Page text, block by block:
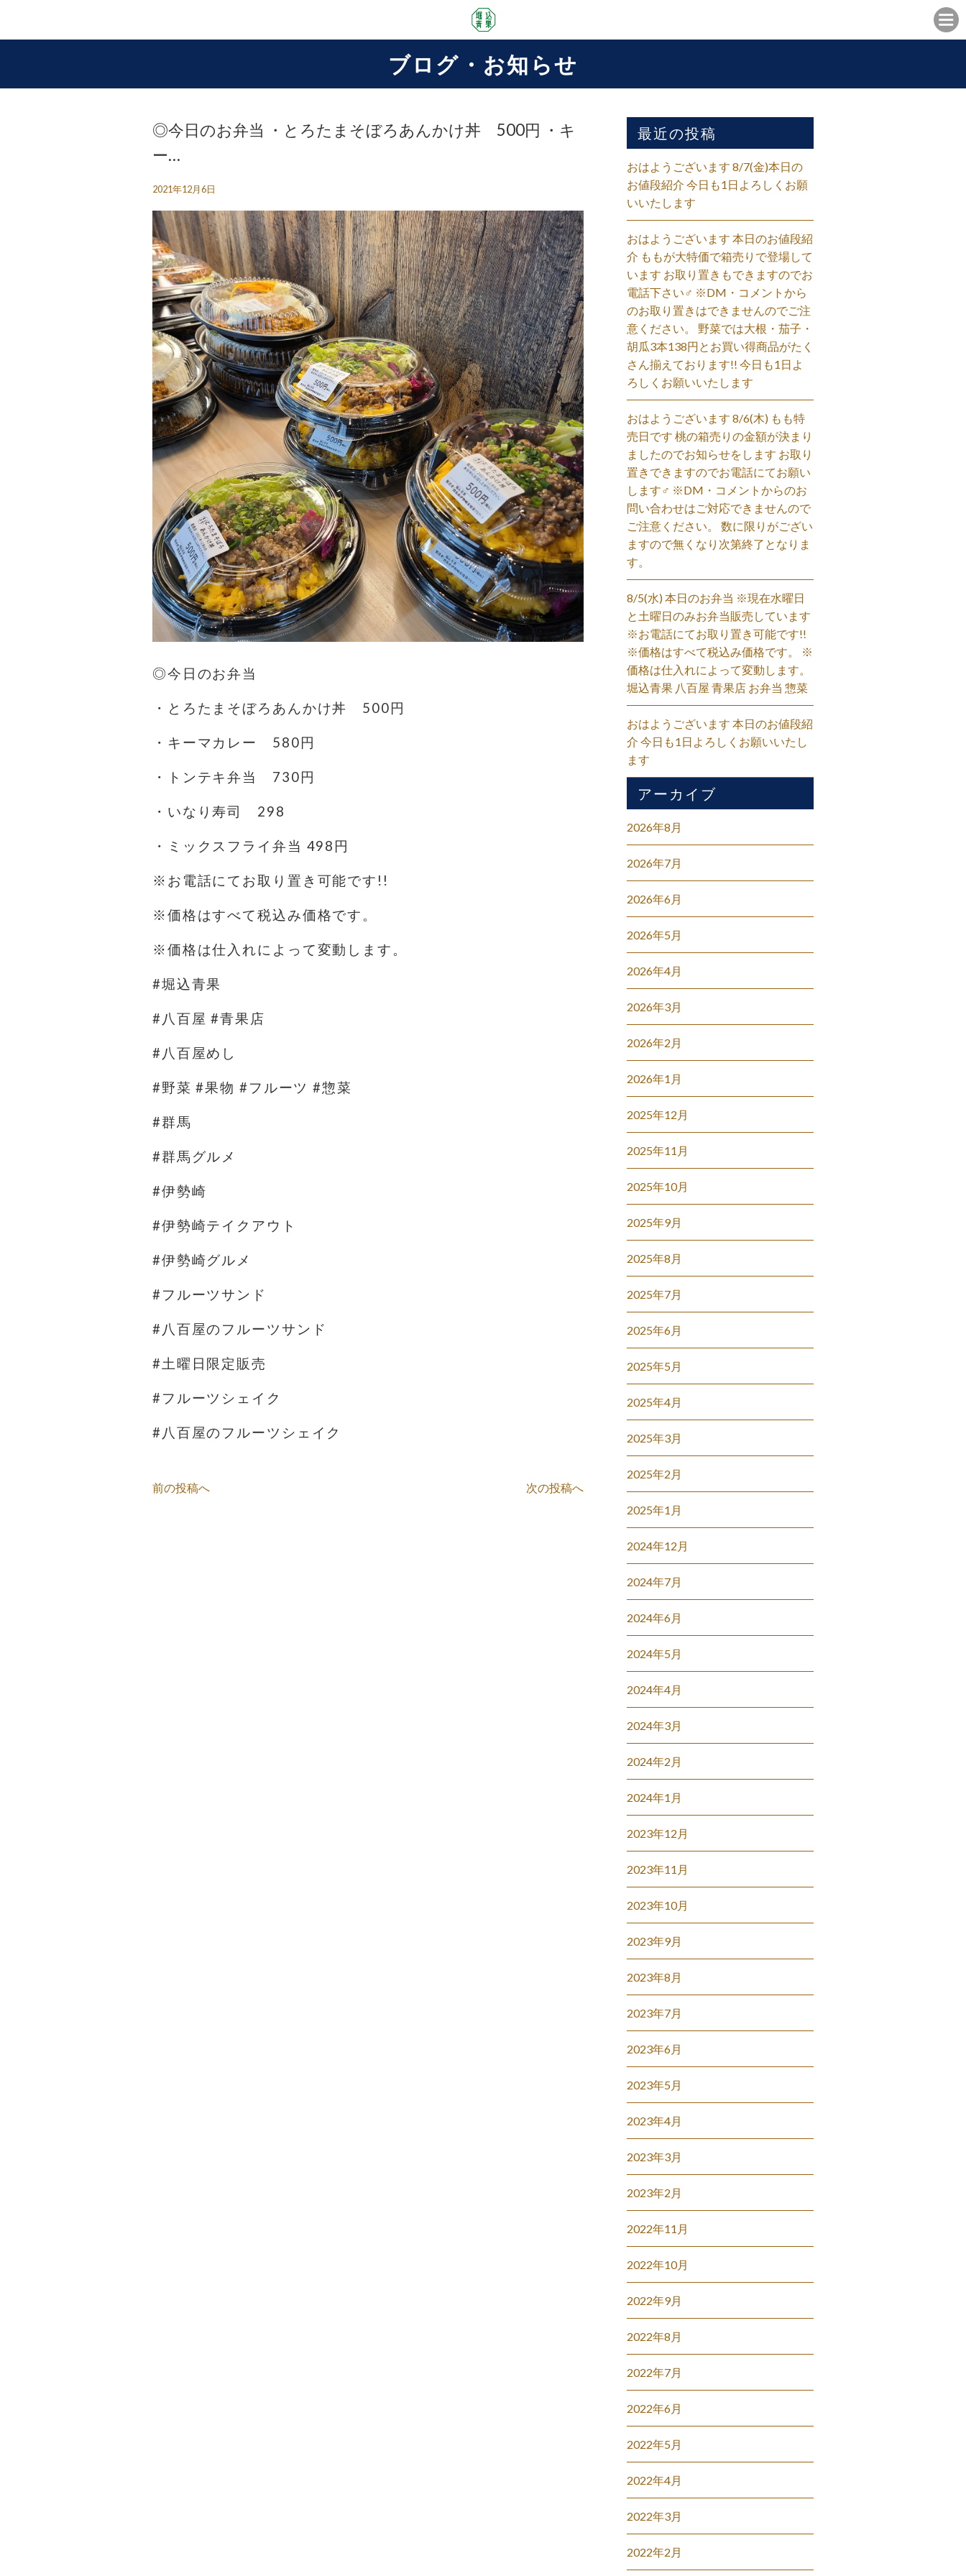
ブログ・お知らせ
◎今日のお弁当 ・とろたまそぼろあんかけ丼 500円 ・キ
ー…
2021年12月6日
◎今日のお弁当
・とろたまそぼろあんかけ丼 500円
・キーマカレー 580円
・トンテキ弁当 730円
・いなり寿司 298
・ミックスフライ弁当 498円
※お電話にてお取り置き可能です!!
※価格はすべて税込み価格です。
※価格は仕入れによって変動します。
#堀込青果
#八百屋 #青果店
#八百屋めし
#野菜 #果物 #フルーツ #惣菜
#群馬
#群馬グルメ
#伊勢崎
#伊勢崎テイクアウト
#伊勢崎グルメ
#フルーツサンド
#八百屋のフルーツサンド
#土曜日限定販売
#フルーツシェイク
#八百屋のフルーツシェイク
前の投稿へ 次の投稿へ
最近の投稿
おはようございます 8/7(金)本日の
お値段紹介 今日も1日よろしくお願
いいたします
おはようございます 本日のお値段紹
介 ももが大特価で箱売りで登場して
います お取り置きもできますのでお
電話下さい‍♂️ ※DM・コメントから
のお取り置きはできませんのでご注
意ください。 野菜では大根・茄子・
胡瓜3本138円とお買い得商品がたく
さん揃えております!! 今日も1日よ
ろしくお願いいたします
おはようございます 8/6(木) もも特
売日です 桃の箱売りの金額が決まり
ましたのでお知らせをします お取り
置きできますのでお電話にてお願い
します‍♂️ ※DM・コメントからのお
問い合わせはご対応できませんので
ご注意ください。 数に限りがござい
ますので無くなり次第終了となりま
す。
8/5(水) 本日のお弁当 ※現在水曜日
と土曜日のみお弁当販売しています
※お電話にてお取り置き可能です!!
※価格はすべて税込み価格です。 ※
価格は仕入れによって変動します。
堀込青果 八百屋 青果店 お弁当 惣菜
おはようございます 本日のお値段紹
介 今日も1日よろしくお願いいたし
ます
アーカイブ
2026年8月
2026年7月
2026年6月
2026年5月
2026年4月
2026年3月
2026年2月
2026年1月
2025年12月
2025年11月
2025年10月
2025年9月
2025年8月
2025年7月
2025年6月
2025年5月
2025年4月
2025年3月
2025年2月
2025年1月
2024年12月
2024年7月
2024年6月
2024年5月
2024年4月
2024年3月
2024年2月
2024年1月
2023年12月
2023年11月
2023年10月
2023年9月
2023年8月
2023年7月
2023年6月
2023年5月
2023年4月
2023年3月
2023年2月
2022年11月
2022年10月
2022年9月
2022年8月
2022年7月
2022年6月
2022年5月
2022年4月
2022年3月
2022年2月